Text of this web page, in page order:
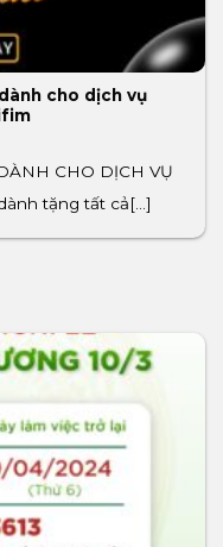
cho dịch vụ
CHO DỊCH VỤ
tặng tất cả[...]